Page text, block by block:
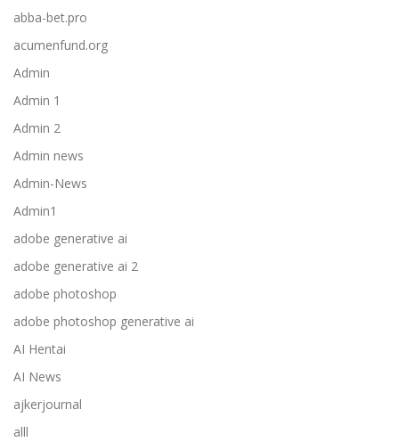
abba-bet.pro
acumenfund.org
Admin
Admin 1
Admin 2
Admin news
Admin-News
Admin1
adobe generative ai
adobe generative ai 2
adobe photoshop
adobe photoshop generative ai
AI Hentai
AI News
ajkerjournal
alll